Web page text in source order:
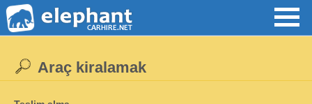
Araç kiralamak